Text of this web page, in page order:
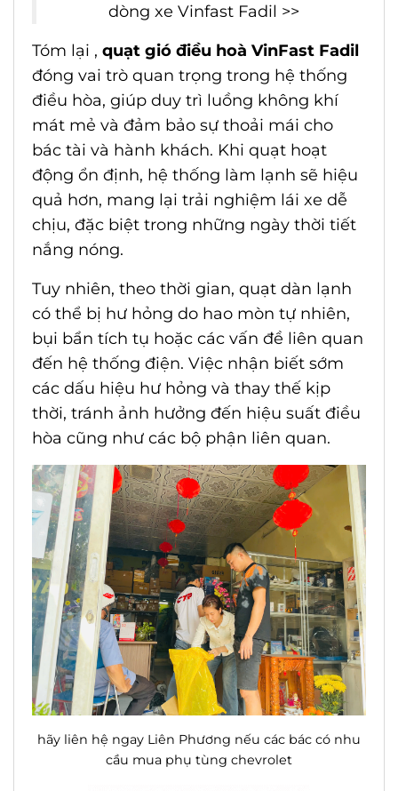
dòng xe Vinfast Fadil >>
Tóm lại , quạt gió điều hoà VinFast Fadil
đóng vai trò quan trọng trong hệ thống
điều hòa, giúp duy trì luồng không khí
mát mẻ và đảm bảo sự thoải mái cho
bác tài và hành khách. Khi quạt hoạt
động ổn định, hệ thống làm lạnh sẽ hiệu
quả hơn, mang lại trải nghiệm lái xe dễ
chịu, đặc biệt trong những ngày thời tiết
nắng nóng.
Tuy nhiên, theo thời gian, quạt dàn lạnh
có thể bị hư hỏng do hao mòn tự nhiên,
bụi bẩn tích tụ hoặc các vấn đề liên quan
đến hệ thống điện. Việc nhận biết sớm
các dấu hiệu hư hỏng và thay thế kịp
thời, tránh ảnh hưởng đến hiệu suất điều
hòa cũng như các bộ phận liên quan.
hãy liên hệ ngay Liên Phương nếu các bác có nhu
cầu mua phụ tùng chevrolet